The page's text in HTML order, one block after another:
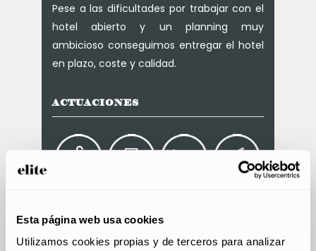
Esta página web usa cookies
Utilizamos cookies propias y de terceros para analizar
Pese a las dificultades por trabajar con el
hotel abierto y un planning muy
ambicioso conseguimos entregar el hotel
en plazo, coste y calidad.
ACTUACIONES